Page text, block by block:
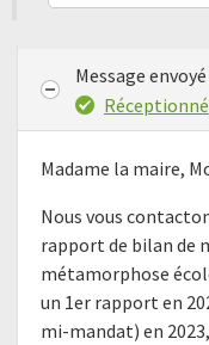
Message envoyé
Réceptionné
Madame la maire,
Nous vous
rapport de bilan de
métamorphose
un 1er rapport en
mi-mandat) en